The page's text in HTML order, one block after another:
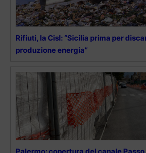
Rifiuti, la Cisl: “Sicilia prima per
produzione energia”